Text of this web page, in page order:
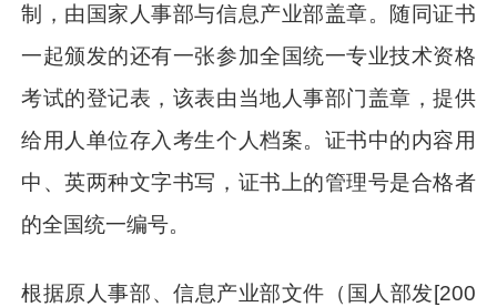
制，由国家人事部与信息产业部盖章。随同证书
一起颁发的还有一张参加全国统一专业技术资格
考试的登记表，该表由当地人事部门盖章，提供
给用人单位存入考生个人档案。证书中的内容用
中、英两种文字书写，证书上的管理号是合格者
的全国统一编号。
根据原人事部、信息产业部文件（国人部发[200